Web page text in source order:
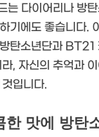
는 다이어리나 방
기에도 좋습니다.
탄소년단과 BT21
, 자신의 추억과
입니다.
맛에 방탄